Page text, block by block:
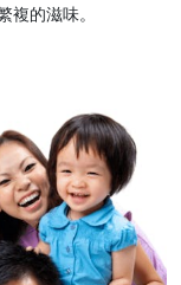
複的滋味。